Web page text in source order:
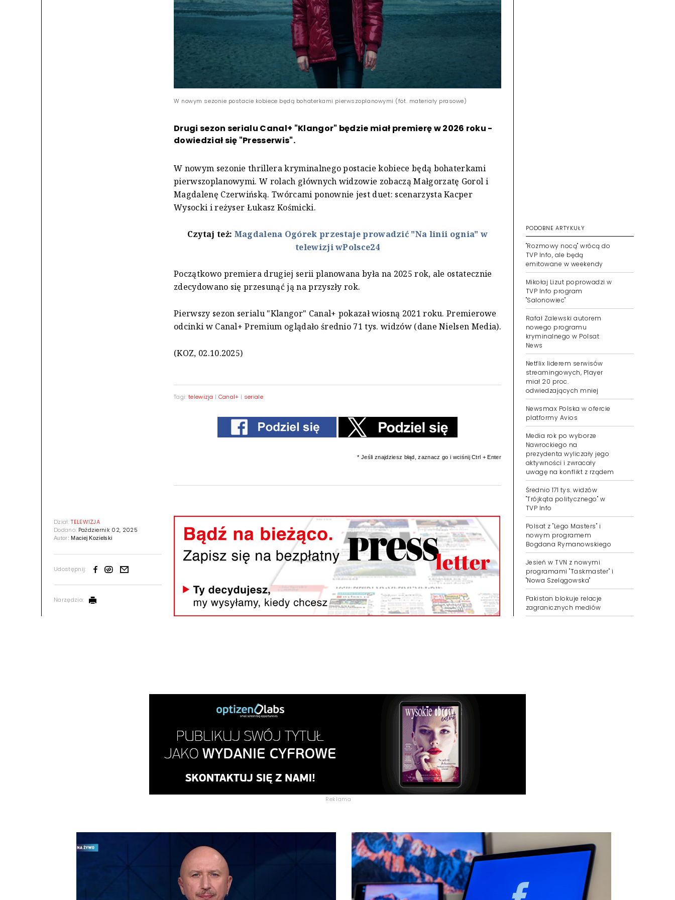
Dział:TELEWIZJA
Dodano: Październik 02, 2025
Autor:Maciej Kozielski
Udostępnij:
Narzędzia:
W nowym sezonie postacie kobiece będą bohaterkami pierwszoplanowymi (fot. materiały prasowe)
Drugi sezon serialu Canal+ "Klangor" będzie miał premierę w 2026 roku -
dowiedział się "Presserwis".
W nowym sezonie thrillera kryminalnego postacie kobiece będą bohaterkami
pierwszoplanowymi. W rolach głównych widzowie zobaczą Małgorzatę Gorol i
Magdalenę Czerwińską. Twórcami ponownie jest duet: scenarzysta Kacper
Wysocki i reżyser Łukasz Kośmicki.
Czytaj też: Magdalena Ogórek przestaje prowadzić "Na linii ognia" w
telewizji wPolsce24
Początkowo premiera drugiej serii planowana była na 2025 rok, ale ostatecznie
zdecydowano się przesunąć ją na przyszły rok.
Pierwszy sezon serialu "Klangor" Canal+ pokazał wiosną 2021 roku. Premierowe
odcinki w Canal+ Premium oglądało średnio 71 tys. widzów (dane Nielsen Media).
(KOZ, 02.10.2025)
Tagi: telewizja | Canal+ | seriale
* Jeśli znajdziesz błąd, zaznacz go i wciśnij Ctrl + Enter
PODOBNE ARTYKUŁY
"Rozmowy nocą" wrócą do
TVP Info, ale będą
emitowane w weekendy
Mikołaj Lizut poprowadzi w
TVP Info program
"Salonowiec"
Rafał Zalewski autorem
nowego programu
kryminalnego w Polsat
News
Netflix liderem serwisów
streamingowych, Player
miał 20 proc.
odwiedzających mniej
Newsmax Polska w ofercie
platformy Avios
Media rok po wyborze
Nawrockiego na
prezydenta wyliczały jego
aktywności i zwracały
uwagę na konflikt z rządem
Średnio 171 tys. widzów
"Trójkąta politycznego" w
TVP Info
Polsat z "Lego Masters" i
nowym programem
Bogdana Rymanowskiego
Jesień w TVN z nowymi
programami "Taskmaster" i
"Nowa Szelągowska"
Pakistan blokuje relacje
zagranicznych mediów
Reklama